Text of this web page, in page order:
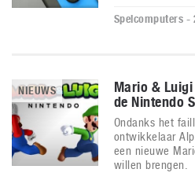
Spelcomputers -
NIEUWS
Mario &
de Nintendo
Ondanks het
ontwikkelaar
een nieuwe
willen brengen.